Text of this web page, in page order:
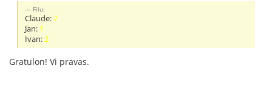
Filu:
Claude:7
Jan: 1
Ivan:2
Gratulon! Vi pravas.